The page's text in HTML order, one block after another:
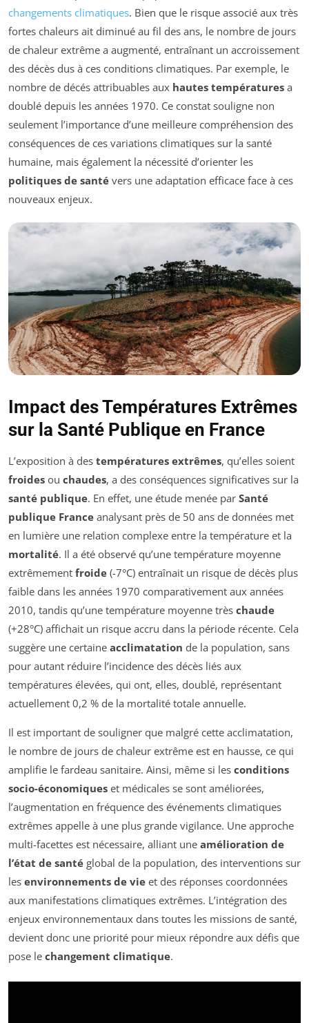
changements climatiques. Bien que le risque associé aux très
fortes chaleurs ait diminué au fil des ans, le nombre de jours
de chaleur extrême a augmenté, entraînant un accroissement
des décès dus à ces conditions climatiques. Par exemple, le
nombre de décés attribuables aux hautes températures a
doublé depuis les années 1970. Ce constat souligne non
seulement l’importance d’une meilleure compréhension des
conséquences de ces variations climatiques sur la santé
humaine, mais également la nécessité d’orienter les
politiques de santé vers une adaptation efficace face à ces
nouveaux enjeux.
Impact des Températures Extrêmes
sur la Santé Publique en France
L’exposition à des températures extrêmes, qu’elles soient
froides ou chaudes, a des conséquences significatives sur la
santé publique. En effet, une étude menée par Santé
publique France analysant près de 50 ans de données met
en lumière une relation complexe entre la température et la
mortalité. Il a été observé qu’une température moyenne
extrêmement froide (-7°C) entraînait un risque de décès plus
faible dans les années 1970 comparativement aux années
2010, tandis qu’une température moyenne très chaude
(+28°C) affichait un risque accru dans la période récente. Cela
suggère une certaine acclimatation de la population, sans
pour autant réduire l’incidence des décès liés aux
températures élevées, qui ont, elles, doublé, représentant
actuellement 0,2 % de la mortalité totale annuelle.
Il est important de souligner que malgré cette acclimatation,
le nombre de jours de chaleur extrême est en hausse, ce qui
amplifie le fardeau sanitaire. Ainsi, même si les conditions
socio-économiques et médicales se sont améliorées,
l’augmentation en fréquence des événements climatiques
extrêmes appelle à une plus grande vigilance. Une approche
multi-facettes est nécessaire, alliant une amélioration de
l’état de santé global de la population, des interventions sur
les environnements de vie et des réponses coordonnées
aux manifestations climatiques extrêmes. L’intégration des
enjeux environnementaux dans toutes les missions de santé,
devient donc une priorité pour mieux répondre aux défis que
pose le changement climatique.